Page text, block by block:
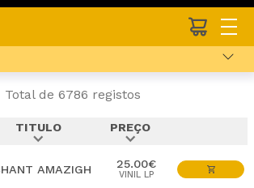
Total de 6786 registos
TITULO
expand_more
PREÇO
expand_more
AMAZIGH 25.00€
VINIL LP